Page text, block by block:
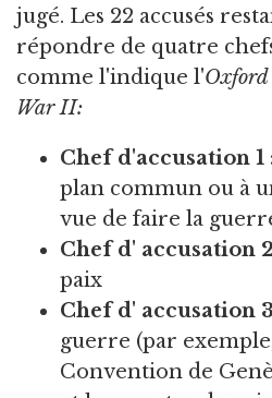
jugé. Les 22 accusés
répondre de quatre
comme l'indique l'Oxford
War II:
Chef d'accusation 1
plan commun ou à
vue de faire la
Chef d' accusation
paix
Chef d' accusation
guerre (par
Convention de